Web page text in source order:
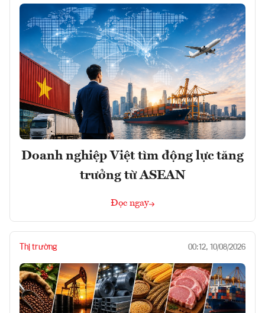
Doanh nghiệp Việt tìm động lực tăng
trưởng từ ASEAN
Đọc ngay
Thị trường 00:12, 10/08/2026